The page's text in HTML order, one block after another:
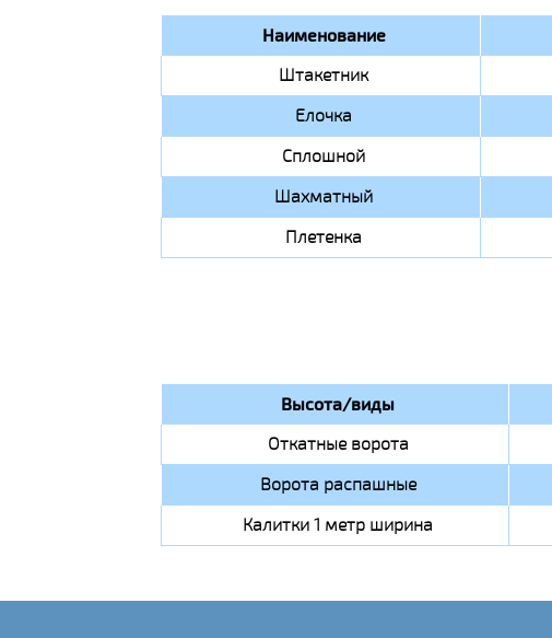
Наименование
Штакетник
Елочка
Сплошной
Шахматный
Плетенка
Высота/виды
Откатные ворота
Ворота распашные
Калитки 1 метр ширина